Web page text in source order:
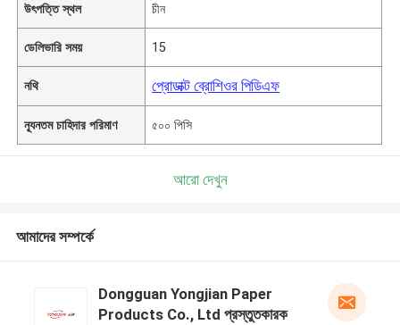
উৎপত্তি স্থল চীন
ডেলিভারি সময় 15
নথি প্রোডাক্ট ব্রোশিওর পিডিএফ
ন্যূনতম চাহিদার পরিমাণ ৫০০ পিসি
আরো দেখুন
আমাদের সম্পর্কে
Dongguan Yongjian Paper
Products Co., Ltd প্রস্তুতকারক